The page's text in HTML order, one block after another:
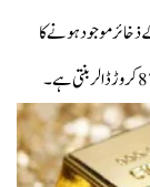
28 لاکھ تولہ سونے کے ذخائر موجود ہونے کا